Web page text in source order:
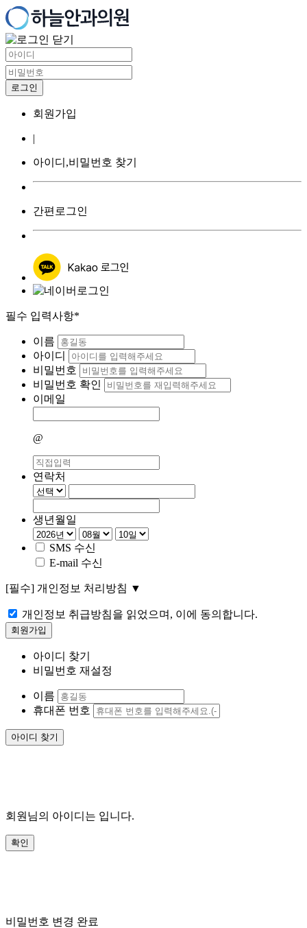
회원가입
|
아이디,비밀번호 찾기
간편로그인
필수 입력사항*
이름
아이디
비밀번호
비밀번호 확인
이메일
@
연락처
생년월일
SMS 수신
E-mail 수신
[필수] 개인정보 처리방침 ▼
개인정보 취급방침을 읽었으며, 이에 동의합니다.
아이디 찾기
비밀번호 재설정
이름
휴대폰 번호
회원님의 아이디는 입니다.
비밀번호 변경 완료